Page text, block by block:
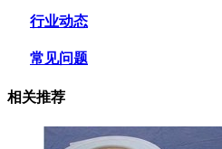
行业动态
常见问题
相关推荐